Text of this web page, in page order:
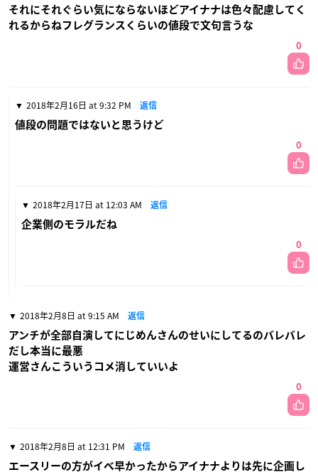
それにそれぐらい気にならないほどアイナナは色々配慮してく
れるからねフレグランスくらいの値段で文句言うな
0
2018年2月16日 at 9:32 PM 返信
値段の問題ではないと思うけど
0
2018年2月17日 at 12:03 AM 返信
企業側のモラルだね
0
2018年2月8日 at 9:15 AM 返信
アンチが全部自演してにじめんさんのせいにしてるのバレバレ
だし本当に最悪
運営さんこういうコメ消していいよ
0
2018年2月8日 at 12:31 PM 返信
エースリーの方がイベ早かったからアイナナよりは先に企画し